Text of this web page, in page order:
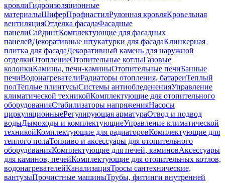
кровлиГидроизоляционные
материалыШиферПрофнастилРулонная кровляКровельная
вентиляцияОтделка фасадаФасадные
панелиСайдингКомплектующие для фасадных
панелейДекоративные штукатурки для фасадаКлинкерная
плитка для фасадаДекоративный камень для наружной
отделкиОтоплениеОтопительные котлыГазовые
колонкиКамины, печи-каминыОтопительные печиБанные
печиВодонагревателиРадиаторы отопления, батареиТеплый
полТеплые плинтусыСистемы антиобледененияУправление
климатической техникойКомплектующие для отопительного
оборудованияСтабилизаторы напряженияНасосы
циркуляционныеРегулирующая арматураОтвод и подвод
водыДымоходы и комплектующиеУправление климатической
техникойКомплектующие для радиаторовКомплектующие для
теплого полаТопливо и аксессуары для отопительного
оборудованияКомплектующие для печей, каминовАксессуары
для каминов, печейКомплектующие для отопительных котлов,
водонагревателейКанализацияТросы сантехнические,
вантузыПрочистные машиныТрубы, фитинги внутренней